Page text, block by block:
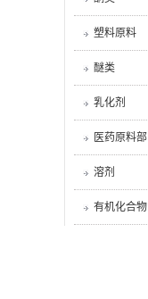
塑料原料
醚类
乳化剂
医药原料部
溶剂
有机化合物